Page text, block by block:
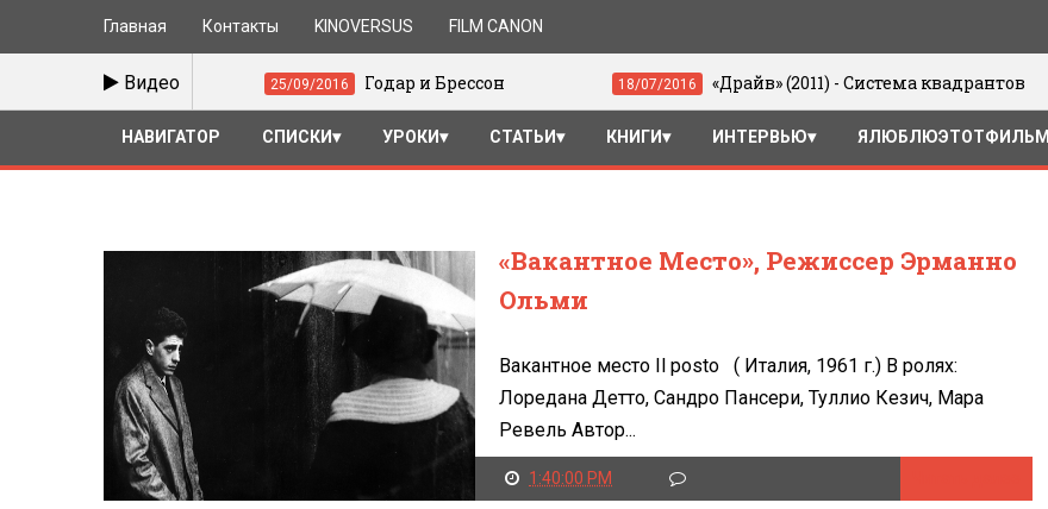
Главная Контакты KINOVERSUS FILM CANON
Видео25/09/2016 Годар и Брессон «Драйв» (2011) - Система квадрантов
НАВИГАТОР СПИСКИ УРОКИ СТАТЬИ КНИГИ ИНТЕРВЬЮ ЯЛЮБЛЮЭТОТФИЛЬМ
«Вакантное Место», Режиссер Эрманно
Ольми
Вакантное место Il posto ( Италия, 1961 г.) В ролях:
Лоредана Детто, Сандро Пансери, Туллио Кезич, Мара
Ревель Автор...
1:40:00 PM